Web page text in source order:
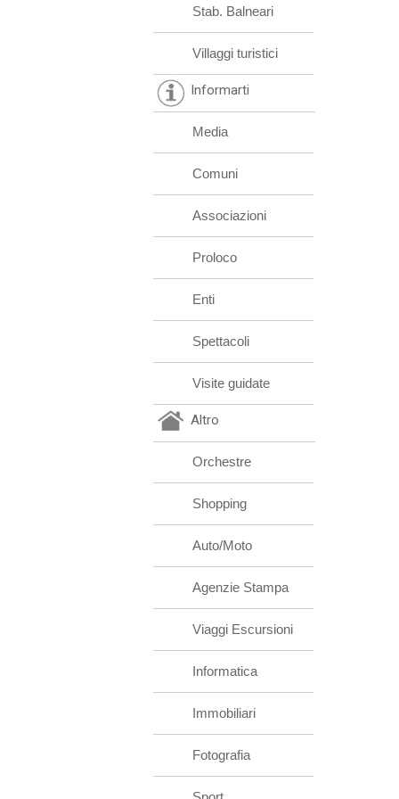
Stab. Balneari
Villaggi turistici
Informarti
Media
Comuni
Associazioni
Proloco
Enti
Spettacoli
Visite guidate
Altro
Orchestre
Shopping
Auto/Moto
Agenzie Stampa
Viaggi Escursioni
Informatica
Immobiliari
Fotografia